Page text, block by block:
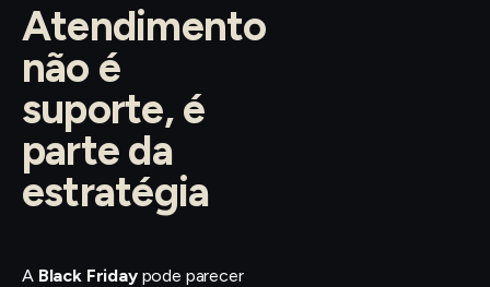
Atendimento
não é
suporte, é
parte da
estratégia
A Black Friday pode parecer